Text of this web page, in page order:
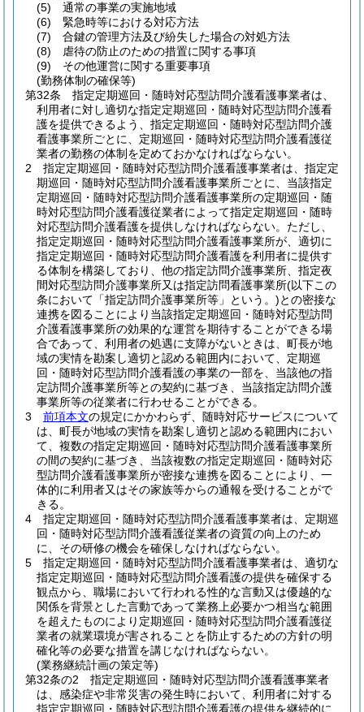
(5)
通常の事業の実施地域
(6)
緊急時等における対応方法
(7)
合鍵の管理方法及び紛失した場合の対処方法
(8)
虐待の防止のための措置に関する事項
(9)
その他運営に関する重要事項
(勤務体制の確保等)
第32条
指定定期巡回・随時対応型訪問介護看護事業者は、
利用者に対し適切な指定定期巡回・随時対応型訪問介護看
護を提供できるよう、指定定期巡回・随時対応型訪問介護
看護事業所ごとに、定期巡回・随時対応型訪問介護看護従
業者の勤務の体制を定めておかなければならない。
2
指定定期巡回・随時対応型訪問介護看護事業者は、指定定
期巡回・随時対応型訪問介護看護事業所ごとに、当該指定
定期巡回・随時対応型訪問介護看護事業所の定期巡回・随
時対応型訪問介護看護従業者によって指定定期巡回・随時
対応型訪問介護看護を提供しなければならない。 ただし、
指定定期巡回・随時対応型訪問介護看護事業所が、適切に
指定定期巡回・随時対応型訪問介護看護を利用者に提供す
る体制を構築しており、他の指定訪問介護事業所、指定夜
間対応型訪問介護事業所又は指定訪問看護事業所(以下この
条において「指定訪問介護事業所等」という。)との密接な
連携を図ることにより当該指定定期巡回・随時対応型訪問
介護看護事業所の効果的な運営を期待することができる場
合であって、利用者の処遇に支障がないときは、町長が地
域の実情を勘案し適切と認める範囲内において、定期巡
回・随時対応型訪問介護看護の事業の一部を、当該他の指
定訪問介護事業所等との契約に基づき、当該指定訪問介護
事業所等の従業者に行わせることができる。
3
前項本文の規定にかかわらず、随時対応サービスについて
は、町長が地域の実情を勘案し適切と認める範囲内におい
て、複数の指定定期巡回・随時対応型訪問介護看護事業所
の間の契約に基づき、当該複数の指定定期巡回・随時対応
型訪問介護看護事業所が密接な連携を図ることにより、一
体的に利用者又はその家族等からの通報を受けることがで
きる。
4
指定定期巡回・随時対応型訪問介護看護事業者は、定期巡
回・随時対応型訪問介護看護従業者の資質の向上のため
に、その研修の機会を確保しなければならない。
5
指定定期巡回・随時対応型訪問介護看護事業者は、適切な
指定定期巡回・随時対応型訪問介護看護の提供を確保する
観点から、職場において行われる性的な言動又は優越的な
関係を背景とした言動であって業務上必要かつ相当な範囲
を超えたものにより定期巡回・随時対応型訪問介護看護従
業者の就業環境が害されることを防止するための方針の明
確化等の必要な措置を講じなければならない。
(業務継続計画の策定等)
第32条の2
指定定期巡回・随時対応型訪問介護看護事業者
は、感染症や非常災害の発生時において、利用者に対する
指定定期巡回・随時対応型訪問介護看護の提供を継続的に